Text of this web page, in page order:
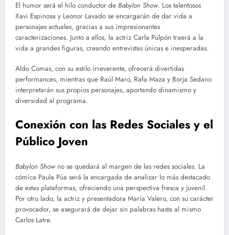
El humor será el hilo conductor de Babylon Show. Los talentosos
Xavi Espinosa y Leonor Lavado se encargarán de dar vida a
personajes actuales, gracias a sus impresionantes
caracterizaciones. Junto a ellos, la actriz Carla Pulpón traerá a la
vida a grandes figuras, creando entrevistas únicas e inesperadas.
Aldo Comas, con su estilo irreverente, ofrecerá divertidas
performances, mientras que Raúl Maro, Rafa Maza y Borja Sedano
interpretarán sus propios personajes, aportando dinamismo y
diversidad al programa.
Conexión con las Redes Sociales y el
Público Joven
Babylon Showno se quedará al margen de las redes sociales. La
cómica Paula Púa será la encargada de analizar lo más destacado
de estas plataformas, ofreciendo una perspectiva fresca y juvenil.
Por otro lado, la actriz y presentadora María Valero, con su carácter
provocador, se asegurará de dejar sin palabras hasta al mismo
Carlos Latre.